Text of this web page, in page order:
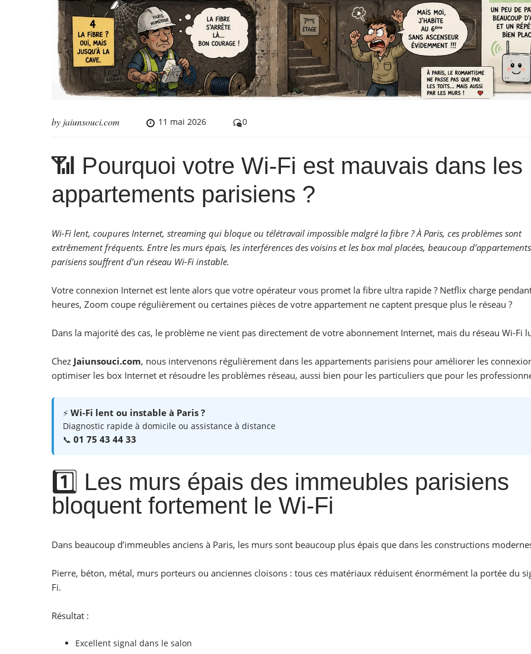
by jaiunsouci.com 11 mai 2026 0
📶 Pourquoi votre Wi-Fi est mauvais dans les
appartements parisiens ?
Wi-Fi lent, coupures Internet, streaming qui bloque ou télétravail impossible malgré la fibre ? À Paris, ces problèmes sont
extrêmement fréquents. Entre les murs épais, les interférences des voisins et les box mal placées, beaucoup d’appartements
parisiens souffrent d’un réseau Wi-Fi instable.
Votre connexion Internet est lente alors que votre opérateur vous promet la fibre ultra rapide ? Netflix charge
heures, Zoom coupe régulièrement ou certaines pièces de votre appartement ne captent presque plus le réseau ?
Dans la majorité des cas, le problème ne vient pas directement de votre abonnement Internet, mais du réseau Wi-Fi
Chez Jaiunsouci.com, nous intervenons régulièrement dans les appartements parisiens pour améliorer les
optimiser les box Internet et résoudre les problèmes réseau, aussi bien pour les particuliers que pour les
⚡ Wi-Fi lent ou instable à Paris ?
Diagnostic rapide à domicile ou assistance à distance
📞 01 75 43 44 33
1️⃣ Les murs épais des immeubles parisiens
bloquent fortement le Wi-Fi
Dans beaucoup d’immeubles anciens à Paris, les murs sont beaucoup plus épais que dans les constructions
Pierre, béton, métal, murs porteurs ou anciennes cloisons : tous ces matériaux réduisent énormément la portée du
Fi.
Résultat :
Excellent signal dans le salon